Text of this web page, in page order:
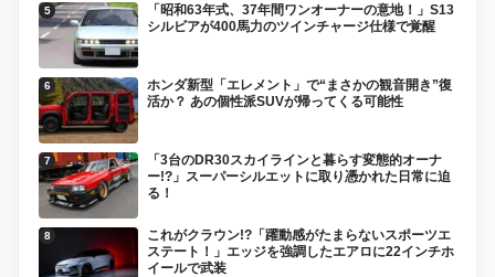
「昭和63年式、37年間ワンオーナーの意地！」S13
シルビアが400馬力のツインチャージ仕様で覚醒
ホンダ新型「エレメント」で“まさかの観音開き”復
活か？ あの個性派SUVが帰ってくる可能性
「3台のDR30スカイラインと暮らす変態的オーナ
ー!?」スーパーシルエットに取り憑かれた日常に迫
る！
これがクラウン!?「躍動感がたまらないスポーツエ
ステート！」エッジを強調したエアロに22インチホ
イールで武装